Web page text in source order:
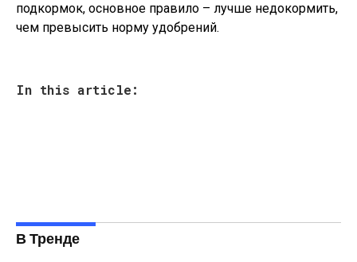
подкормок, основное правило – лучше недокормить,
чем превысить норму удобрений.
In this article:
В Тренде